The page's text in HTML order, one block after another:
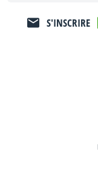
S'INSCRIRE